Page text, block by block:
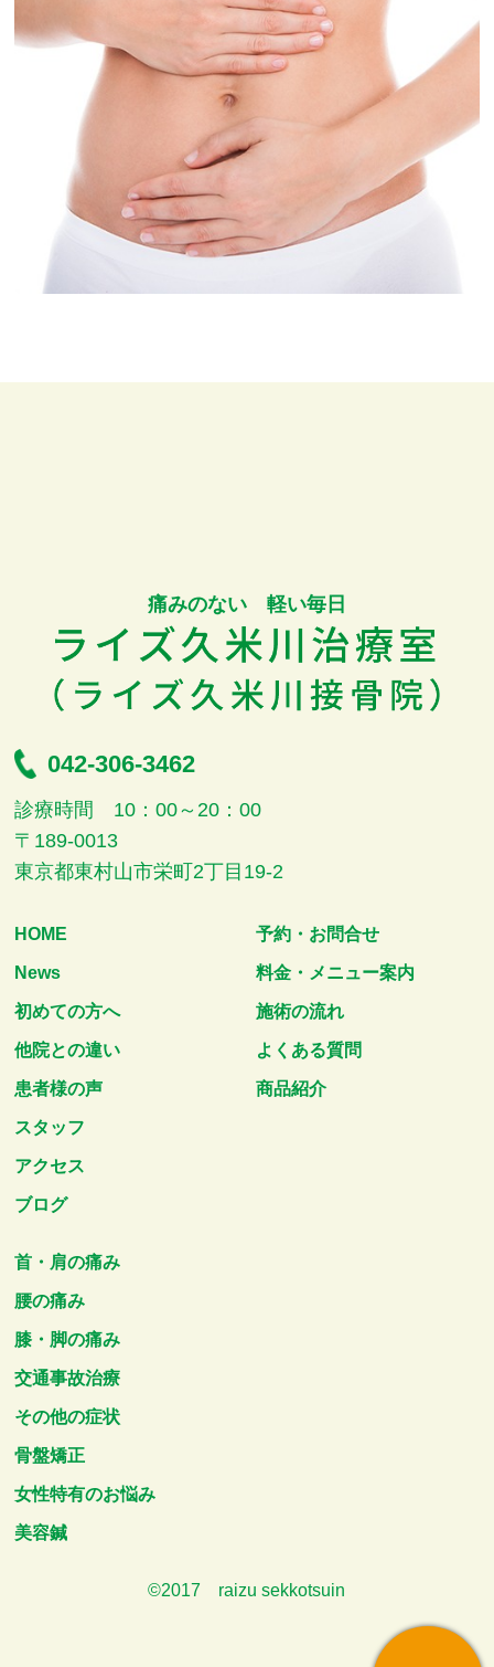
痛みのない 軽い毎日
042-306-3462
診療時間 10：00～20：00
〒189-0013
東京都東村山市栄町2丁目19-2
HOME
News
初めての方へ
他院との違い
患者様の声
スタッフ
アクセス
ブログ
予約・お問合せ
料金・メニュー案内
施術の流れ
よくある質問
商品紹介
首・肩の痛み
腰の痛み
膝・脚の痛み
交通事故治療
その他の症状
骨盤矯正
女性特有のお悩み
美容鍼
©2017 raizu sekkotsuin